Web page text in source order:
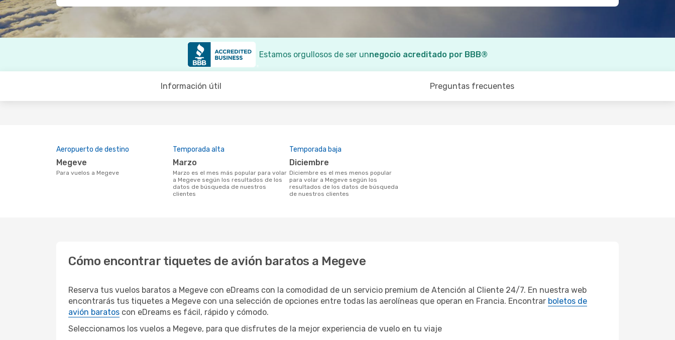
Estamos orgullosos de ser unnegocio acreditado por BBB®
Información útil Preguntas frecuentes
Aeropuerto de destino
Megeve
Para vuelos a Megeve
Temporada alta
marzo
marzo es el mes más popular para volar
a Megeve según los resultados de los
datos de búsqueda de nuestros
clientes
Temporada baja
diciembre
diciembre es el mes menos popular
para volar a Megeve según los
resultados de los datos de búsqueda
de nuestros clientes
Cómo encontrar tiquetes de avión baratos a Megeve
Reserva tus vuelos baratos a Megeve con eDreams con la comodidad de un servicio premium de Atención al Cliente 24/7. En nuestra web
encontrarás tus tiquetes a Megeve con una selección de opciones entre todas las aerolíneas que operan en Francia. Encontrar boletos de
avión baratos con eDreams es fácil, rápido y cómodo.
Seleccionamos los vuelos a Megeve, para que disfrutes de la mejor experiencia de vuelo en tu viaje